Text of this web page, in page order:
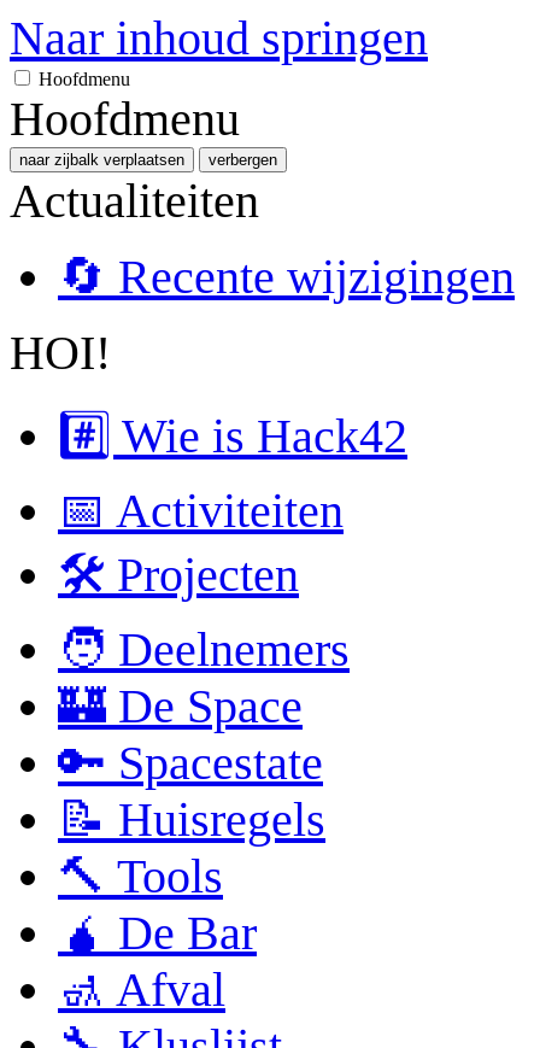
Naar inhoud springen
Hoofdmenu
Hoofdmenu
naar zijbalk verplaatsen verbergen
Actualiteiten
🔄 Recente wijzigingen
HOI!
#️⃣ Wie is Hack42
📅 Activiteiten
🛠 Projecten
🧑 Deelnemers
🏰 De Space
🔑 Spacestate
📝 Huisregels
🔨 Tools
🧉 De Bar
🚮 Afval